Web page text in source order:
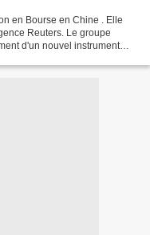
en Bourse en Chine . Elle
Reuters. Le groupe
d'un nouvel instrument